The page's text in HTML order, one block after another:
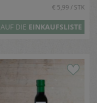
€ 5,99 / STK
AUF DIE EINKAUFSLISTE